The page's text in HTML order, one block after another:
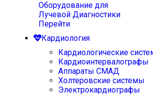
Оборудование для
Лучевой Диагностики
Перейти
Кардиология
Кардиологические
Кардиоинтервалографы
Аппараты СМАД
Холтеровские системы
Электрокардиографы